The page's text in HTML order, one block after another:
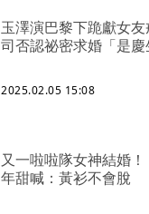
玉澤演巴黎下跪獻女
司否認祕密求婚「是慶
2025.02.05 15:08
又一啦啦隊女神結婚
年甜喊：黃衫不會脫